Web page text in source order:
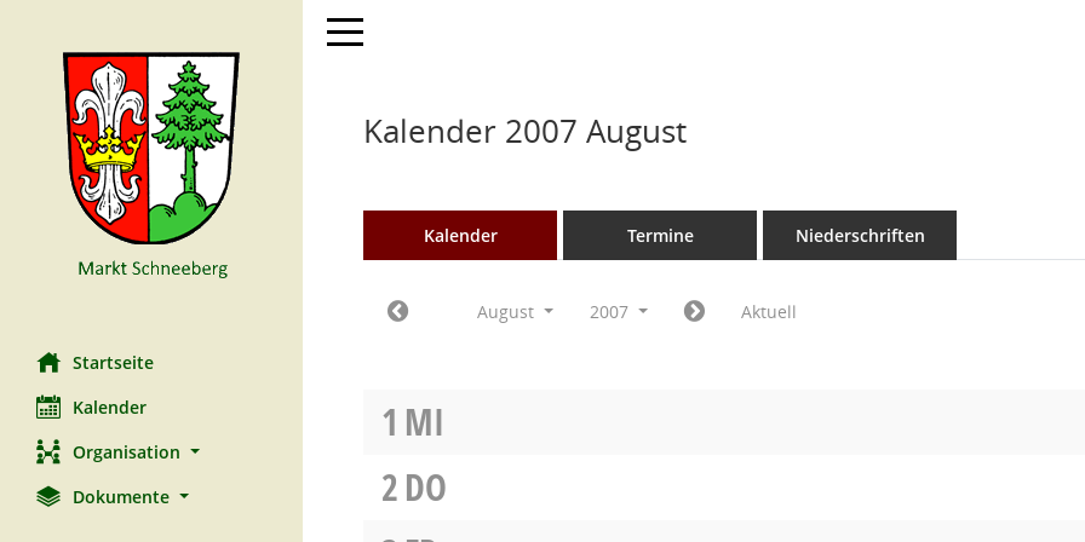
Startseite
Kalender
Organisation
Dokumente
Toggle navigation
Kalender 2007 August
Kalender Termine Niederschriften
August 2007 Aktuell
1 MI
2DO